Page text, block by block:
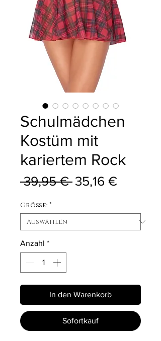
Schulmädchen
Kostüm mit
kariertem Rock
39,95 € Standardpreis
35,16 €Sale-
Größe: *
Anzahl *
In den Warenkorb
Sofortkauf